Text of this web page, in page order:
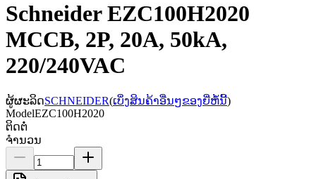
Schneider EZC100H2020
MCCB, 2P, 20A, 50kA,
220/240VAC
ຜູ້ຜະລິດSCHNEIDER(ເບິ່ງສິນຄ້າອື່ນໆຂອງຍີ່ຫໍ້ນີ້)
ModelEZC100H2020
ຕິດຕໍ່
ຈຳນວນ